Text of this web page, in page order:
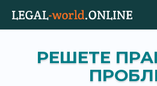
РЕШЕТЕ